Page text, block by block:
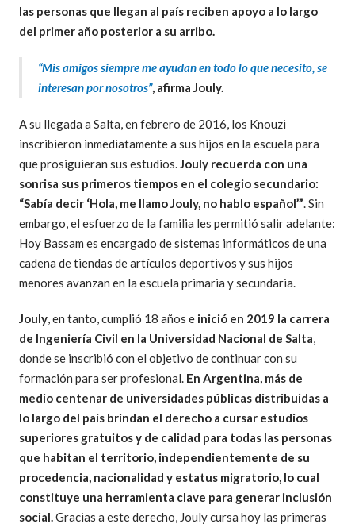
las personas que llegan al país reciben apoyo a lo largo
del primer año posterior a su arribo.
“Mis amigos siempre me ayudan en todo lo que necesito, se
interesan por nosotros”, afirma Jouly.
A su llegada a Salta, en febrero de 2016, los Knouzi
inscribieron inmediatamente a sus hijos en la escuela para
que prosiguieran sus estudios.Jouly recuerda con una
sonrisa sus primeros tiempos en el colegio secundario:
“Sabía decir ‘Hola, me llamo Jouly, no hablo español’”. Sin
embargo, el esfuerzo de la familia les permitió salir adelante:
Hoy Bassam es encargado de sistemas informáticos de una
cadena de tiendas de artículos deportivos y sus hijos
menores avanzan en la escuela primaria y secundaria.
Jouly, en tanto, cumplió 18 años e inició en 2019 la carrera
de Ingeniería Civil en la Universidad Nacional de Salta,
donde se inscribió con el objetivo de continuar con su
formación para ser profesional. En Argentina, más de
medio centenar de universidades públicas distribuidas a
lo largo del país brindan el derecho a cursar estudios
superiores gratuitos y de calidad para todas las personas
que habitan el territorio, independientemente de su
procedencia, nacionalidad y estatus migratorio, lo cual
constituye una herramienta clave para generar inclusión
social.Gracias a este derecho, Jouly cursa hoy las primeras